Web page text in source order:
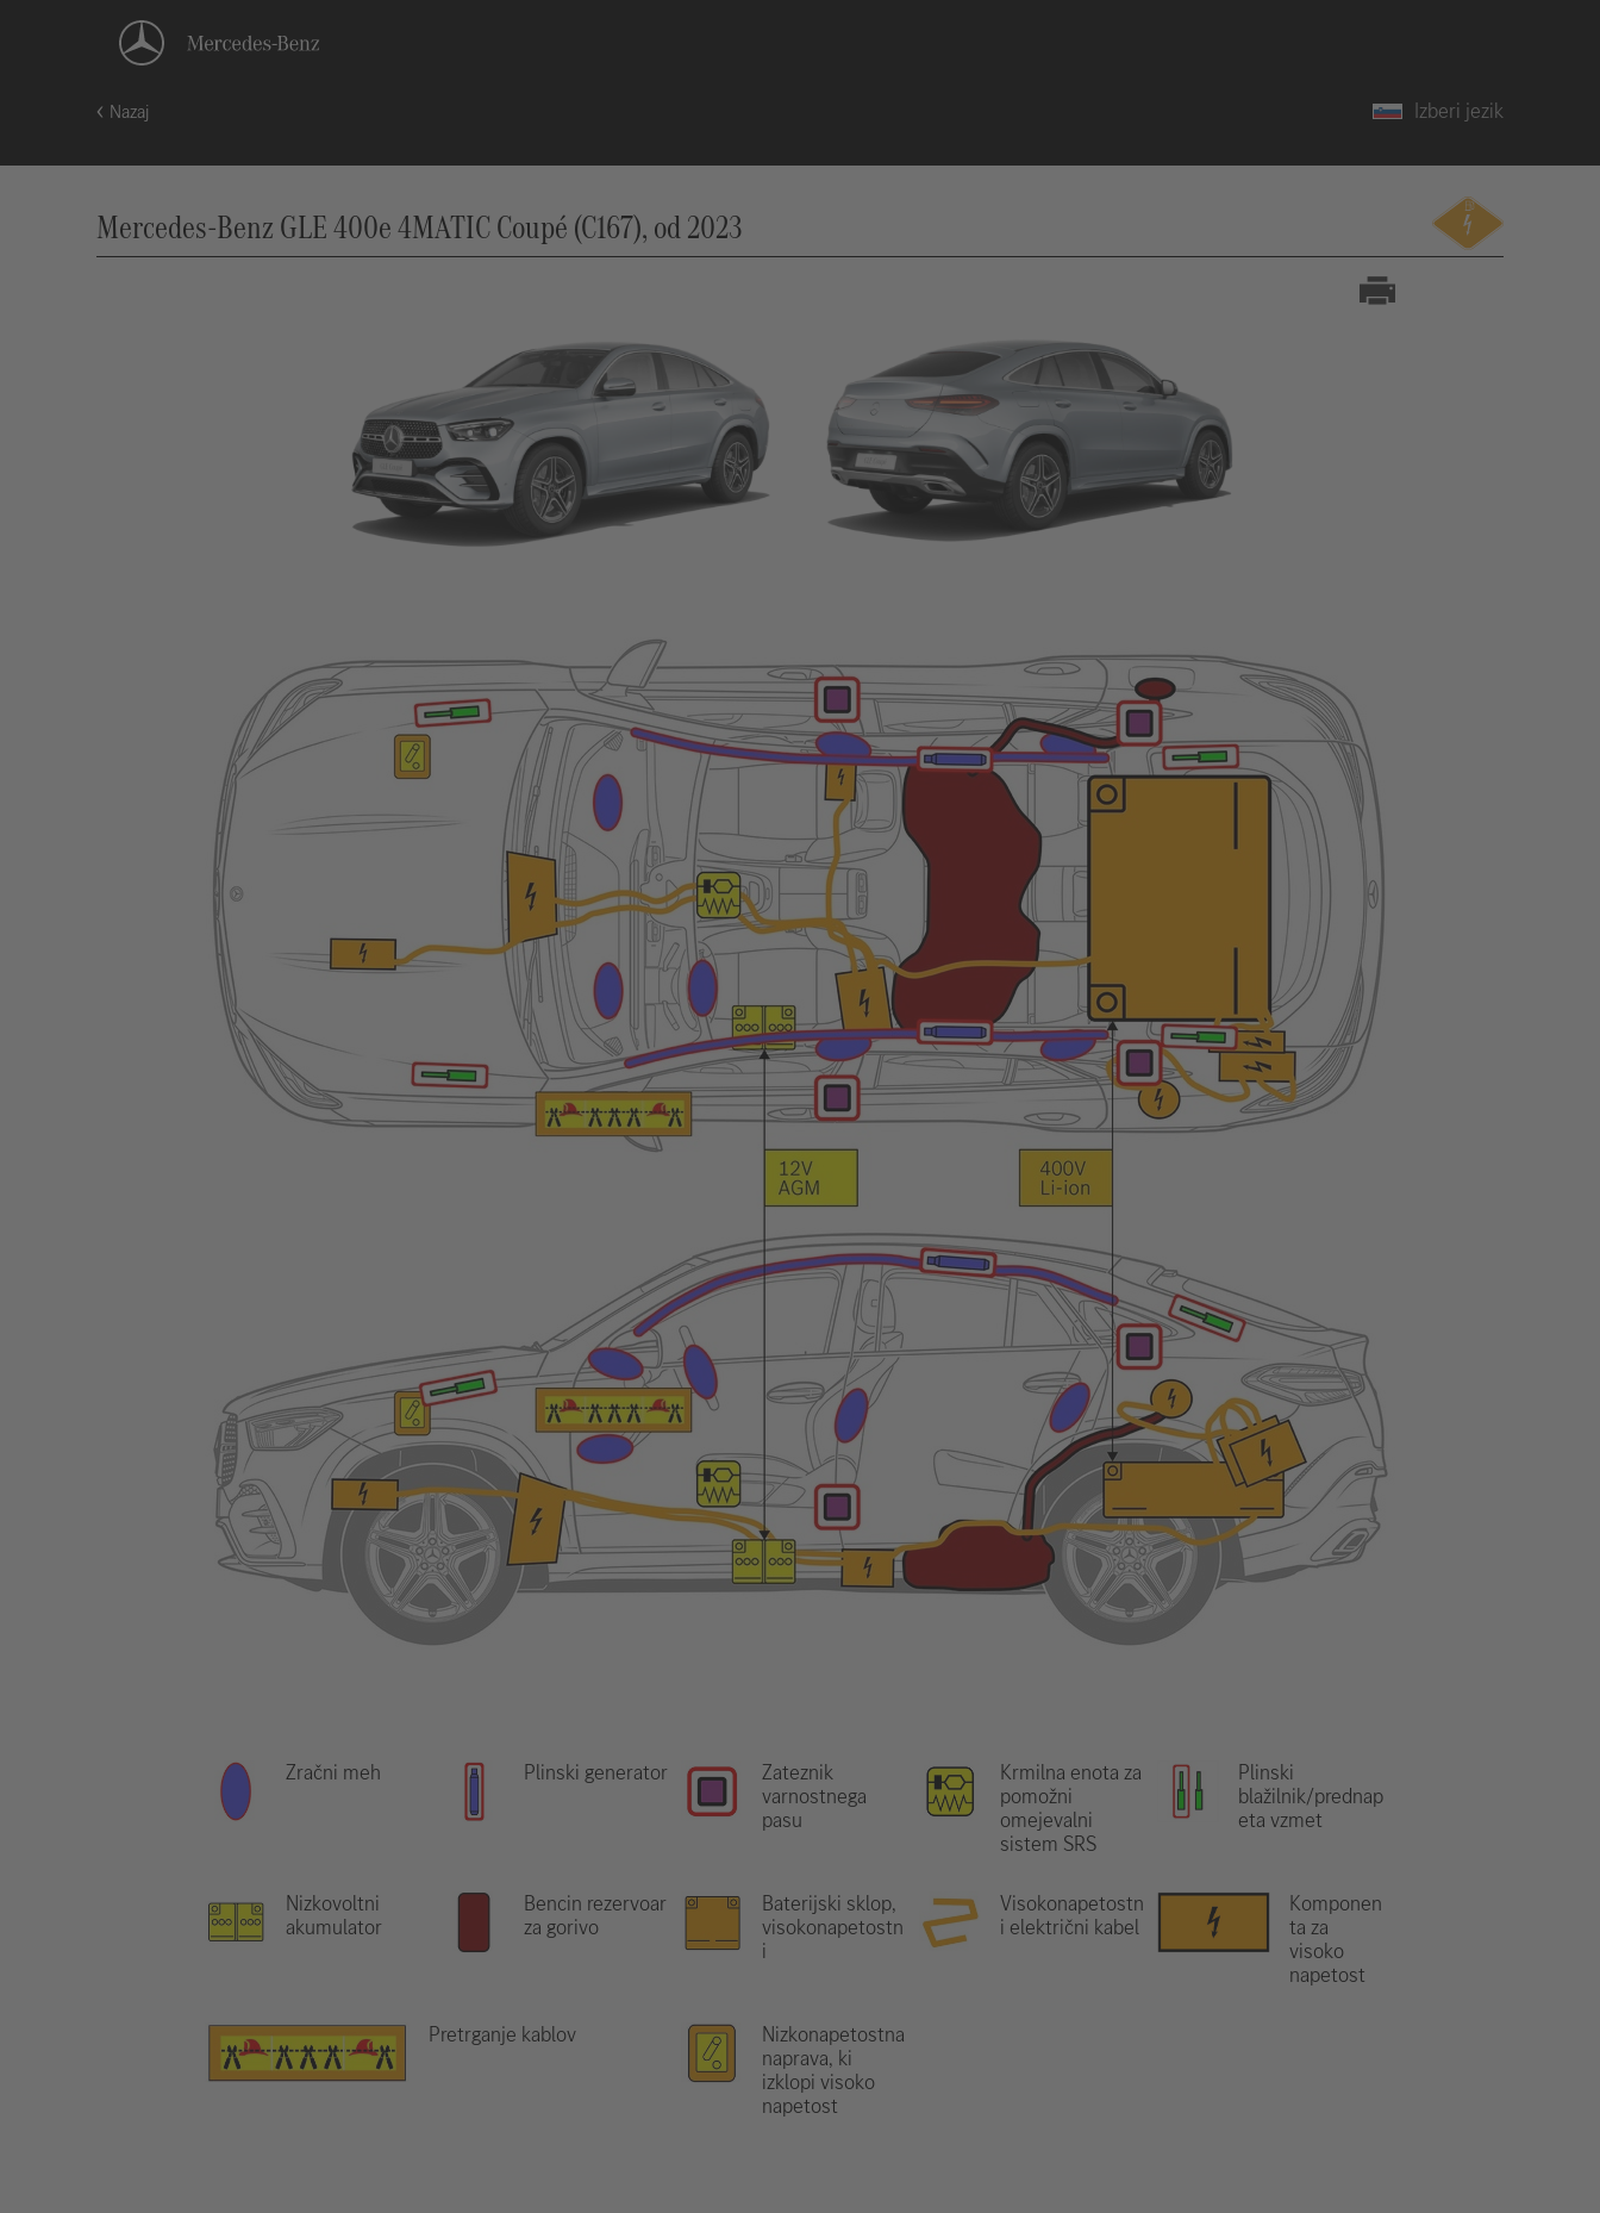
Nazaj Izberi jezik
Mercedes-Benz GLE 400e 4MATIC Coupé (C167), od 2023
Zračni meh Plinski generator
Zateznik
varnostnega
pasu
Krmilna enota za
pomožni
omejevalni
sistem SRS
Plinski
blažilnik/prednap
eta vzmet
Nizkovoltni
akumulator
Bencin rezervoar
za gorivo
Baterijski sklop,
visokonapetostn
i
Visokonapetostn
i električni kabel
Komponen
ta za
visoko
napetost
Pretrganje kablov
Nizkonapetostna
naprava, ki
izklopi visoko
napetost